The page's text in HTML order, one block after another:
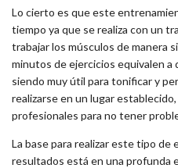
Lo cierto es que este
tiempo ya que se realiza con un
trabajar los músculos de manera
minutos de ejercicios equivalen a
siendo muy útil para tonificar y
realizarse en un lugar
profesionales para no tener
La base para realizar este tipo de
resultados está en una profunda